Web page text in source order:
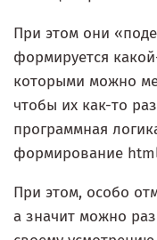
При этом они
формируется
которыми можно
чтобы их как-то
программная
формирование
При этом, особо
а значит можно